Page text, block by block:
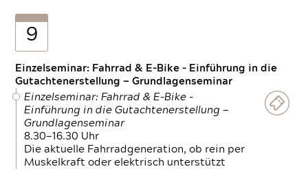
9
Einzelseminar: Fahrrad & E-Bike - Einführung in die
Gutachtenerstellung — Grundlagenseminar
Einzelseminar: Fahrrad & E-Bike -
Einführung in die Gutachtenerstellung —
Grundlagenseminar
8.30—16.30 Uhr
Die aktuelle Fahrradgeneration, ob rein per
Muskelkraft oder elektrisch unterstützt